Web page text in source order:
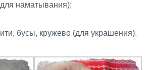
наматывания);
бусы, кружево (для украшения).